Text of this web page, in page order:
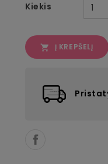
Kiekis
 Į KREPŠELĮ